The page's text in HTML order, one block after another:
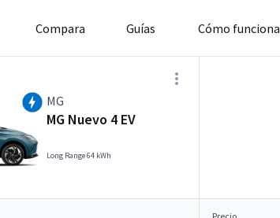
Compara Guías Cómo funciona
MG
MG Nuevo 4 EV
Long Range 64 kWh